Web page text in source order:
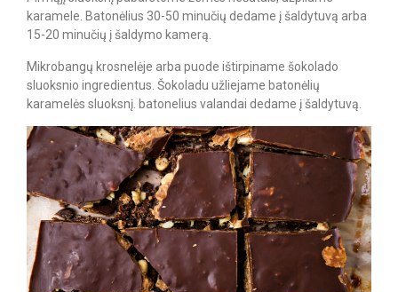
karamele. Batonėlius 30-50 minučių dedame į šaldytuvą arba
15-20 minučių į šaldymo kamerą.
Mikrobangų krosnelėje arba puode ištirpiname šokolado
sluoksnio ingredientus. Šokoladu užliejame batonėlių
karamelės sluoksnį. batonelius valandai dedame į šaldytuvą.